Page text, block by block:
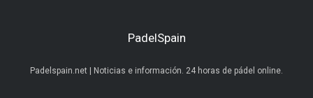
PadelSpain
Padelspain.net | Noticias e información. 24 horas de pádel online.